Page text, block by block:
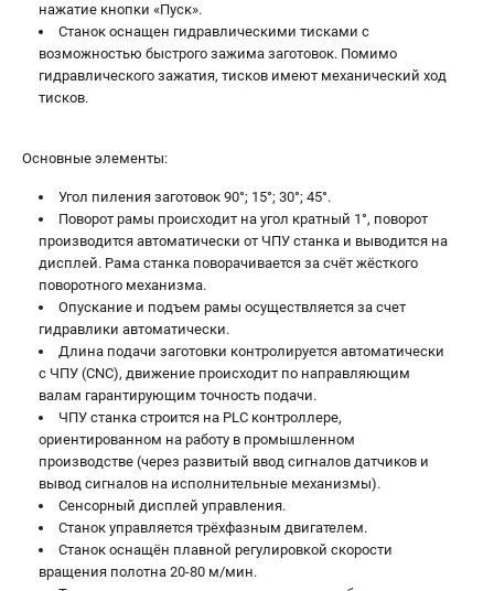
нажатие кнопки «Пуск».
Станок оснащен гидравлическими тисками с
возможностью быстрого зажима заготовок. Помимо
гидравлического зажатия, тисков имеют механический ход
тисков.
Основные элементы:
Угол пиления заготовок 90°; 15°; 30°; 45°.
Поворот рамы происходит на угол кратный 1°, поворот
производится автоматически от ЧПУ станка и выводится на
дисплей. Рама станка поворачивается за счёт жёсткого
поворотного механизма.
Опускание и подъем рамы осуществляется за счет
гидравлики автоматически.
Длина подачи заготовки контролируется автоматически
c ЧПУ (СNC), движение происходит по направляющим
валам гарантирующим точность подачи.
ЧПУ станка строится на PLC контроллере,
ориентированном на работу в промышленном
производстве (через развитый ввод сигналов датчиков и
вывод сигналов на исполнительные механизмы).
Сенсорный дисплей управления.
Станок управляется трёхфазным двигателем.
Станок оснащён плавной регулировкой скорости
вращения полотна 20-80 м/мин.